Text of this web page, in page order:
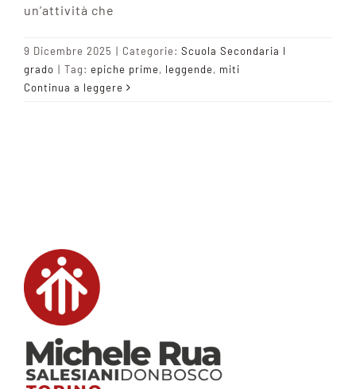
un’attività che
9 Dicembre 2025 | Categorie: Scuola Secondaria I
grado | Tag: epiche prime, leggende, miti
Continua a leggere